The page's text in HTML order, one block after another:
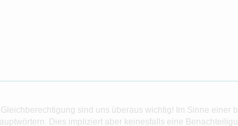
sind uns überaus wichtig! Im Sinne
Dies impliziert aber keinesfalls eine